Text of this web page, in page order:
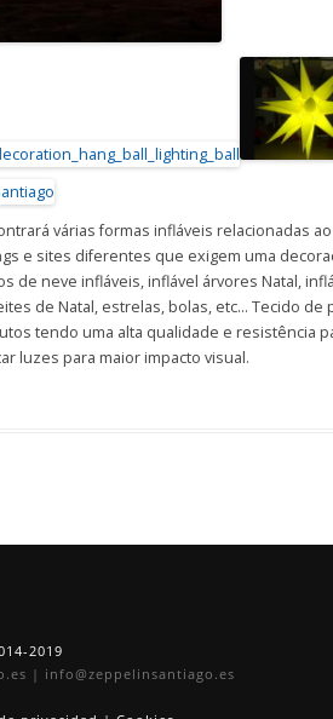
várias formas infláveis relacionadas
e sites diferentes que exigem uma
de neve infláveis, inflável árvores Natal,
de Natal, estrelas, bolas, etc… Tecido
tendo uma alta qualidade e resistência
luzes para maior impacto visual.
2019
| info@zeppelinsantiago.es